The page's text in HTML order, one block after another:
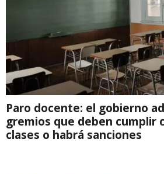
Paro docente: el gobierno
gremios que deben cumplir
clases o habrá sanciones